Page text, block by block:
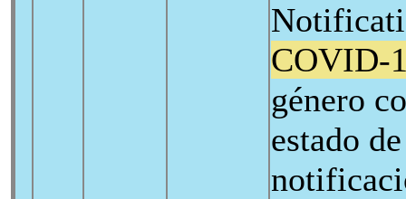
COVID-
género
estado